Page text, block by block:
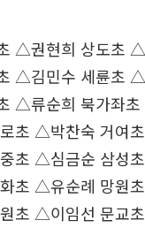
△권현희 상도초 △
△김민수 세륜초 △
△류순희 북가좌
초 △박찬숙 거여
초 △심금순 삼성
초 △유순례 망원
초 △이임선 문교